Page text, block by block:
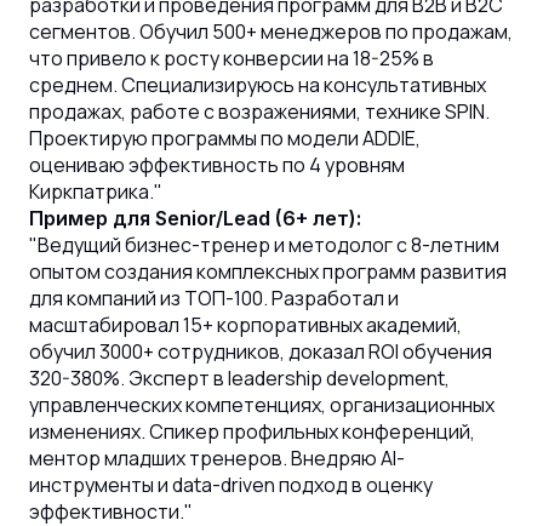
сегментов. Обучил 500+ менеджеров по продажам,
что привело к росту конверсии на 18-25% в
среднем. Специализируюсь на консультативных
продажах, работе с возражениями, технике SPIN.
Проектирую программы по модели ADDIE,
оцениваю эффективность по 4 уровням
Киркпатрика."
Пример для Senior/Lead (6+ лет):
"Ведущий бизнес-тренер и методолог с 8-летним
опытом создания комплексных программ развития
для компаний из ТОП-100. Разработал и
масштабировал 15+ корпоративных академий,
обучил 3000+ сотрудников, доказал ROI обучения
320-380%. Эксперт в leadership development,
управленческих компетенциях, организационных
изменениях. Спикер профильных конференций,
ментор младших тренеров. Внедряю AI-
инструменты и data-driven подход в оценку
эффективности."